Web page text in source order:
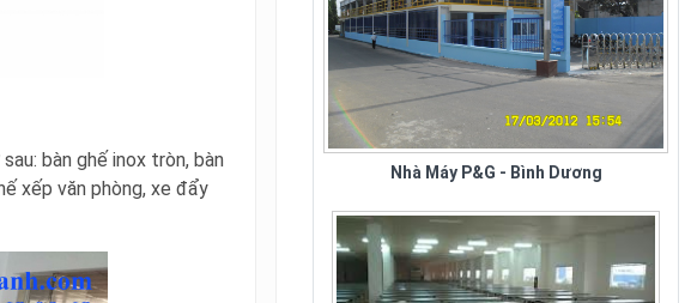
bàn ghế inox tròn, bàn
xếp văn phòng, xe đẩy
Nhà Máy P&G - Bình Dương